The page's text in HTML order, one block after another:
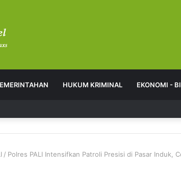
HUKUM KRIMINAL EKONOMI -
/ Polres PALI Intensifkan Patroli Presisi di Pasar Induk,